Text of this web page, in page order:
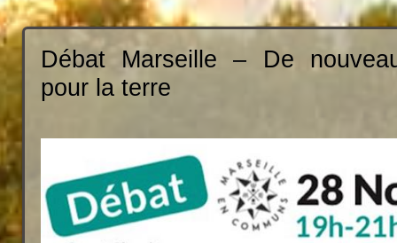
Débat Marseille – De
pour la terre